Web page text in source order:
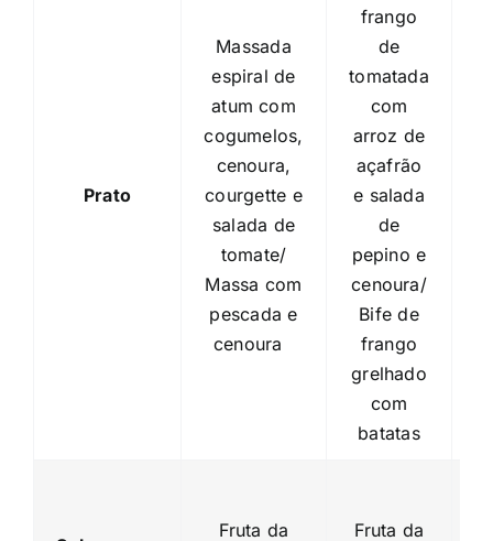
Prato
Massada
espiral de
atum com
cogumelos,
cenoura,
courgette e
salada de
tomate/
Massa com
pescada e
cenoura
frango
de
tomatada
com
arroz de
açafrão
e salada
de
pepino e
cenoura/
Bife de
frango
grelhado
com
batatas
Fruta da
Fruta da